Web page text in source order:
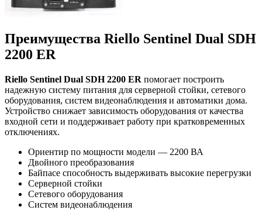
Преимущества Riello Sentinel Dual SDH
2200 ER
Riello Sentinel Dual SDH 2200 ER помогает построить
надежную систему питания для серверной стойки, сетевого
оборудования, систем видеонаблюдения и автоматики дома.
Устройство снижает зависимость оборудования от качества
входной сети и поддерживает работу при кратковременных
отключениях.
Ориентир по мощности модели — 2200 ВА
Двойного преобразования
Байпасе способность выдерживать высокие перегрузки
Серверной стойки
Сетевого оборудования
Систем видеонаблюдения